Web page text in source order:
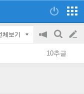
체보기
공
지
on/off
검
색
글
쓰
10추글